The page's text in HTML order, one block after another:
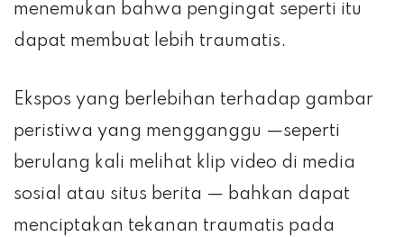
menemukan bahwa pengingat seperti itu
dapat membuat lebih traumatis.
Ekspos yang berlebihan terhadap gambar
peristiwa yang mengganggu —seperti
berulang kali melihat klip video di media
sosial atau situs berita — bahkan dapat
menciptakan tekanan traumatis pada